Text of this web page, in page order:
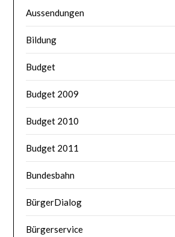
Aussendungen
Bildung
Budget
Budget 2009
Budget 2010
Budget 2011
Bundesbahn
BürgerDialog
Bürgerservice